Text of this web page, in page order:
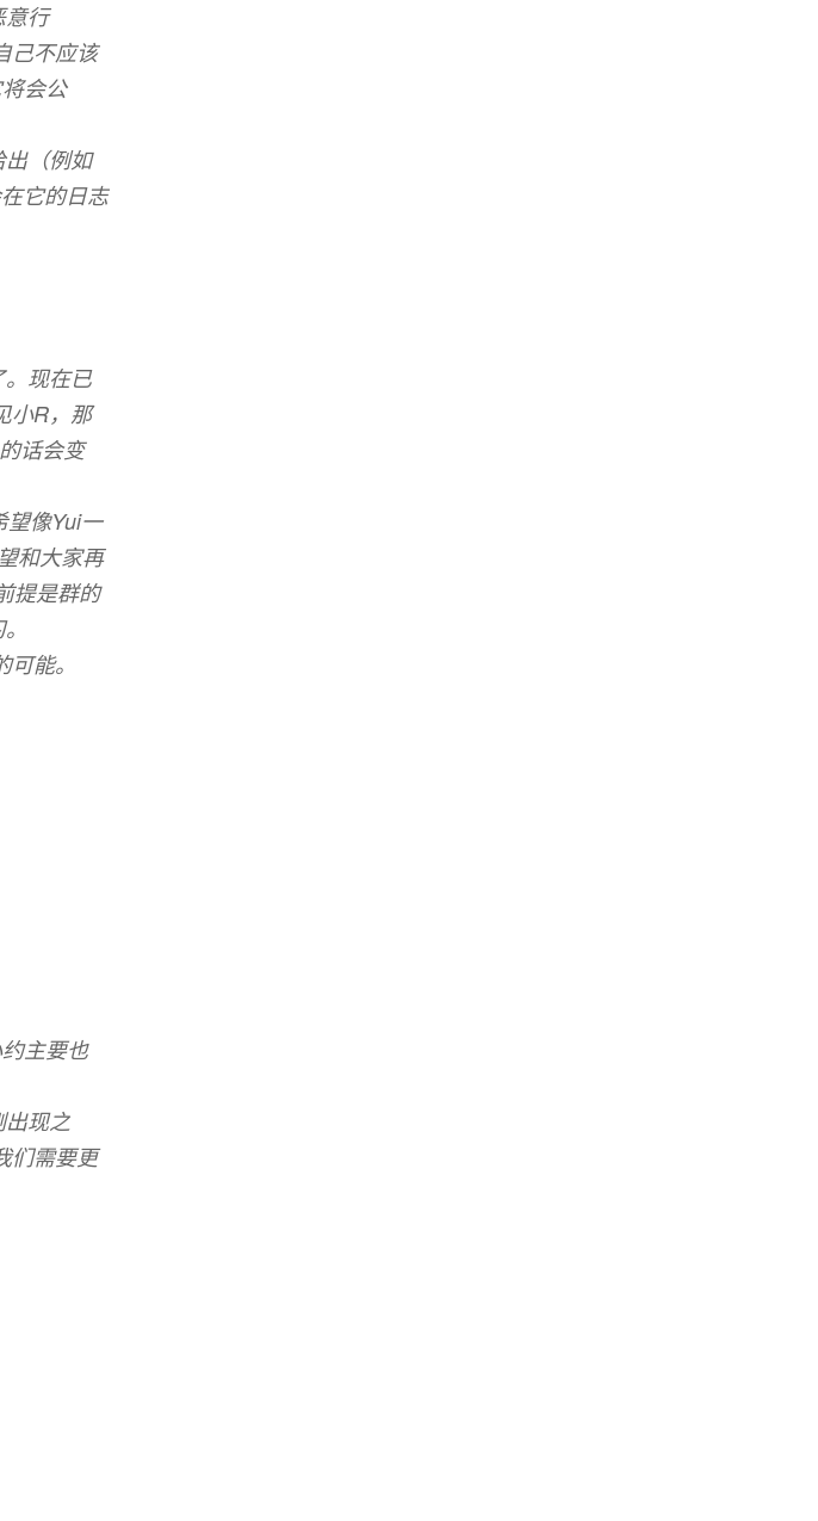
意行
己不应该
会公
（例如
它的日志
现在已
小R，那
话会变
望像Yui一
和大家再
提是群的
能。
主要也
现之
们需要更